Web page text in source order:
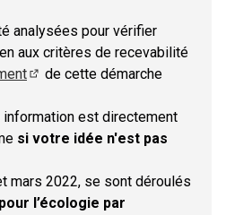
analysées pour vérifier
aux critères de recevabilité
de cette démarche
information est directement
si votre idée n'est pas
mars 2022, se sont déroulés
l’écologie par